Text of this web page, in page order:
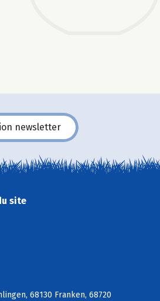
newsletter
site
68130 Franken, 68720